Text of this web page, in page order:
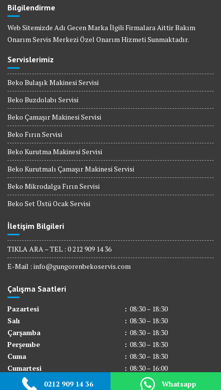
Bilgilendirme
Web Sitemizde Adı Gecen Marka İlgili Firmalara Aittir Bakım
Onarım Servis Merkezi Özel Onarım Hizmeti Sunmaktadır.
Servislerimiz
Beko Bulaşık Makinesi Servisi
Beko Buzdolabı Servisi
Beko Çamaşır Makinesi Servisi
Beko Fırın Servisi
Beko Kurutma Makinesi Servisi
Beko Kurutmalı Çamaşır Makinesi Servisi
Beko Mikrodalga Fırın Servisi
Beko Set Üstü Ocak Servisi
İletişim Bilgileri
TIKLA ARA – TEL : 0 212 909 14 36
E-Mail : info@gungorenbekoservis.com
Çalışma Saatleri
Pazartesi : 08:30 – 18:30
Salı
: 08:30 – 18:30
Çarşamba
: 08:30 – 18:30
Perşembe
: 08:30 – 18:30
Cuma
: 08:30 – 18:30
Cumartesi
: 08:30 – 16:00
Pazar
Kapalı
0212 909 14 36 Whatsapp